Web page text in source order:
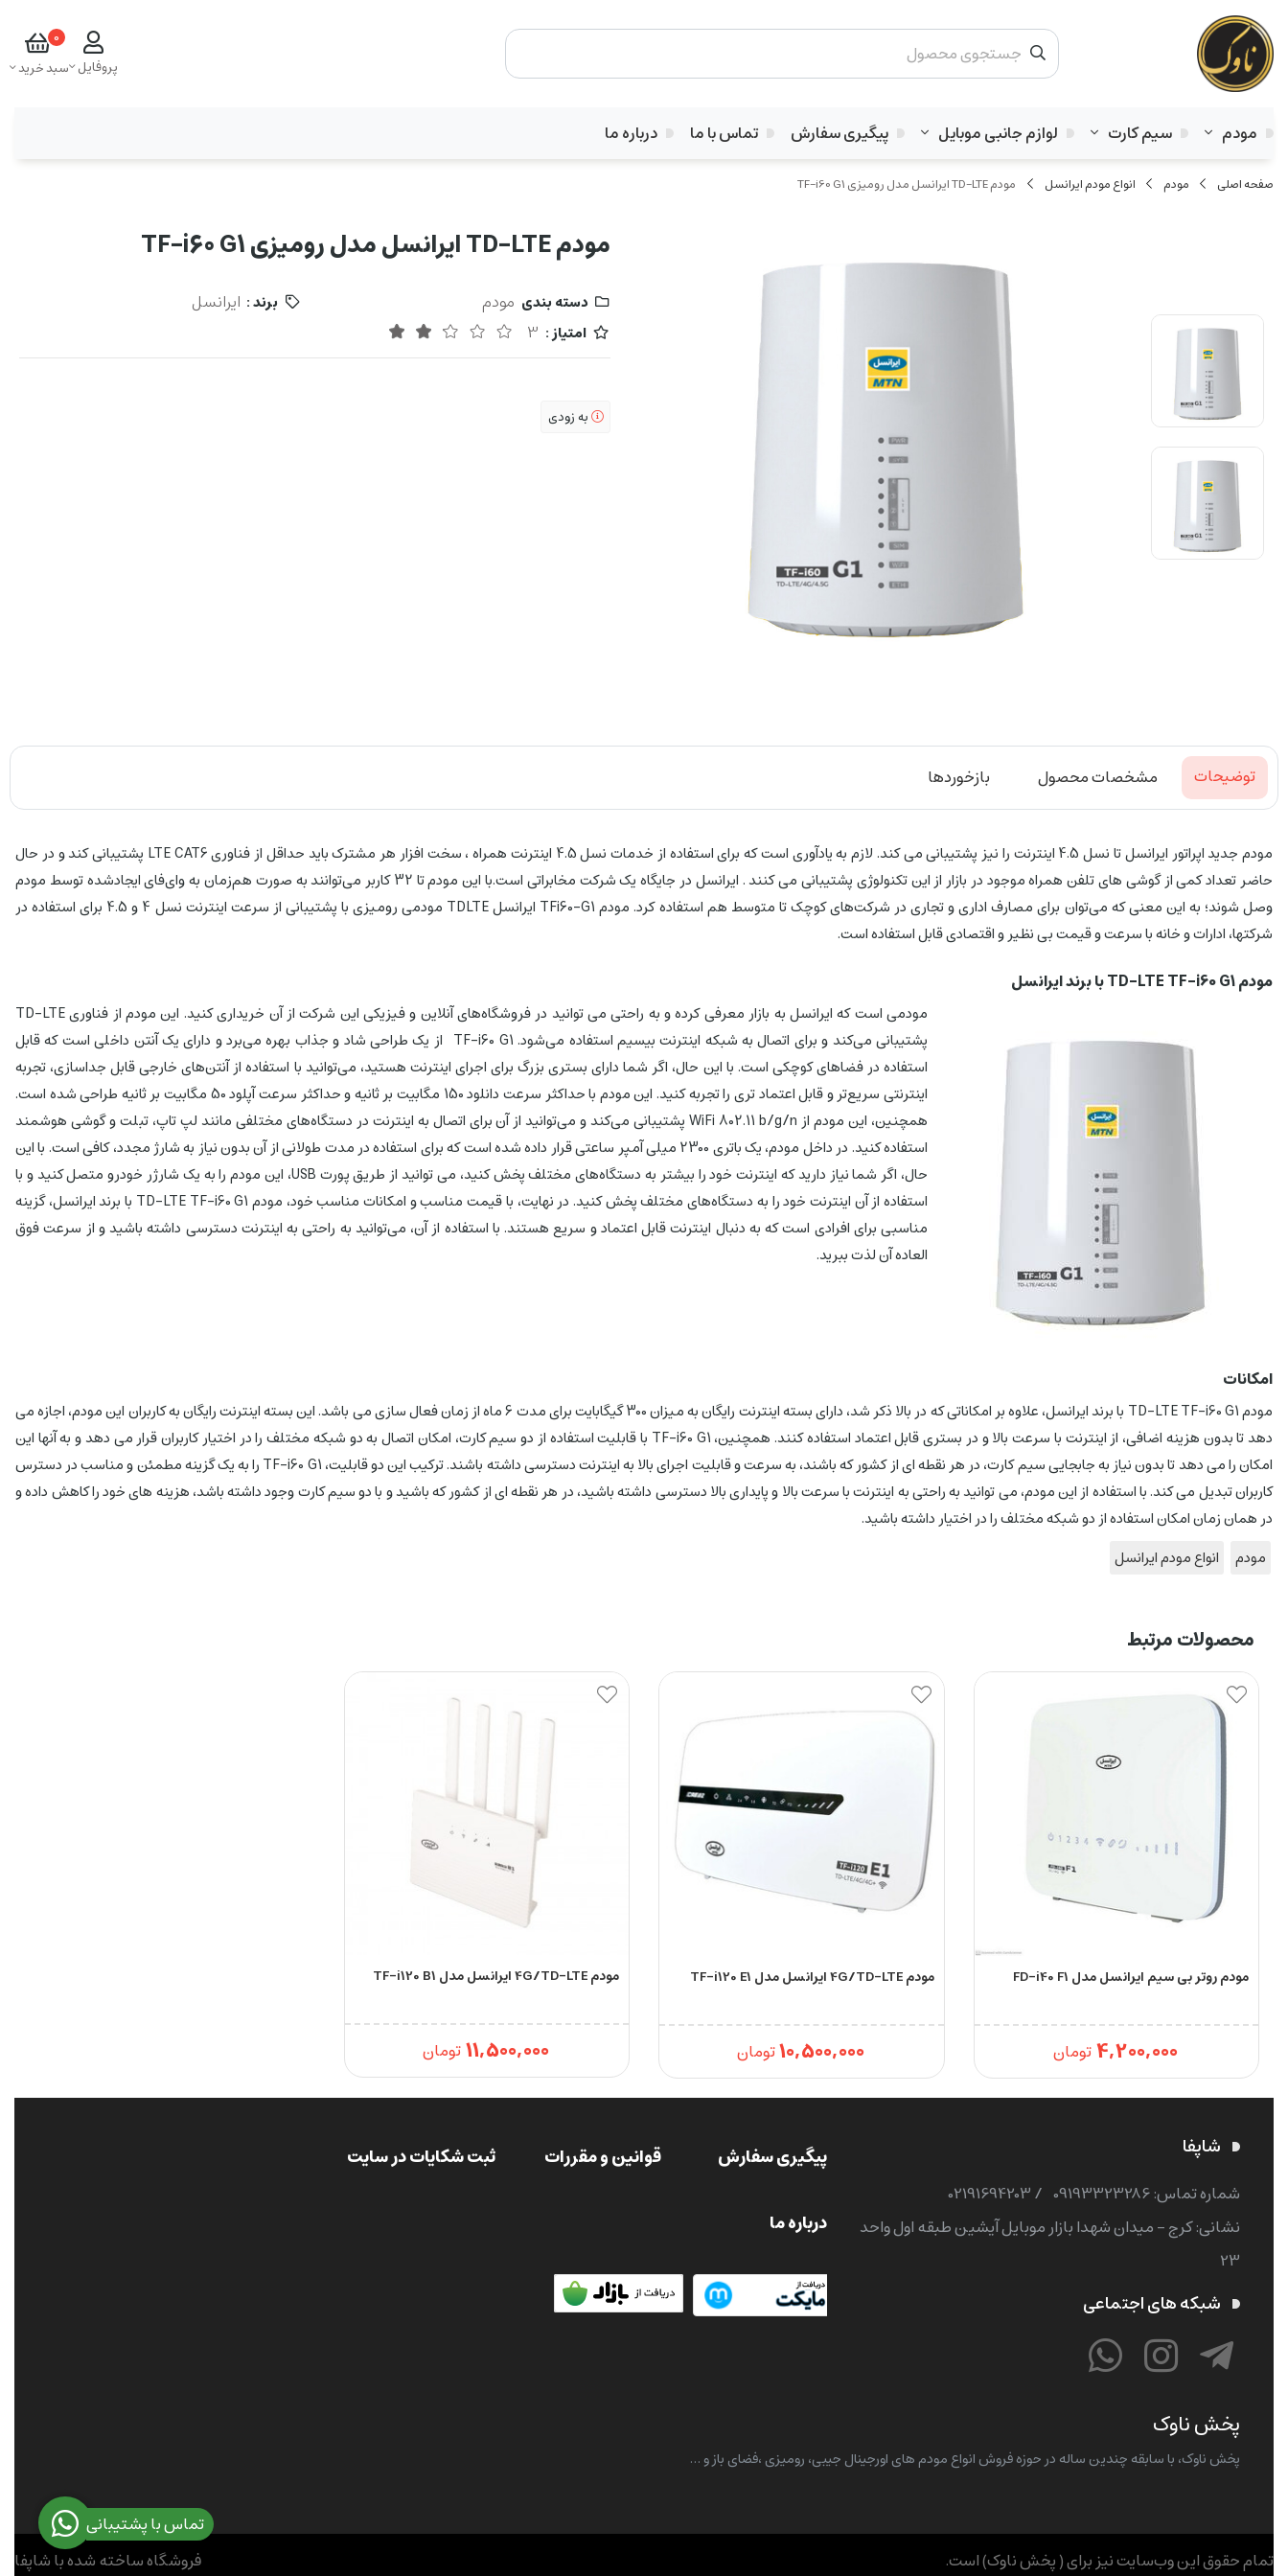
پروفایل سبد خرید
0
مودم سیم کارت لوازم جانبی موبایل پیگیری سفارش تماس با ما درباره ما
صفحه اصلی مودم انواع مودم ایرانسل مودم TD-LTE ایرانسل مدل رومیزی TF-i60 G1
مودم TD-LTE ایرانسل مدل رومیزی TF-i60 G1
دسته بندی مودم برند : ایرانسل
امتیاز : 3
به زودی
توضیحات مشخصات محصول بازخوردها
مودم جدید اپراتور ایرانسل تا نسل 4.5 اینترنت را نیز پشتیبانی می کند. لازم به یادآوری است که برای استفاده از خدمات نسل 4.5 اینترنت همراه ، سخت ‌افزار هر مشترک باید حداقل از فناوری LTE CAT6 پشتیبانی کند و در حال
حاضر تعداد کمی از گوشی های تلفن همراه موجود در بازار از این تکنولوژی پشتیبانی می‌ کنند . ایرانسل در جایگاه یک شرکت مخابراتی است.با این مودم تا 32 کاربر می‌توانند به صورت هم‌زمان به وای‌فای ایجادشده توسط مودم
وصل شوند؛ به این معنی که می‌توان برای مصارف اداری و تجاری در شرکت‌های کوچک تا متوسط هم استفاده کرد. مودم TFi60-G1 ایرانسل TDLTE مودمی رومیزی با پشتیبانی از سرعت اینترنت نسل 4 و 4.5 برای استفاده در
شرکتها، ادارات و خانه با سرعت و قیمت بی نظیر و اقتصادی قابل استفاده است.
مودم TD-LTE TF-i60 G1 با برند ایرانسل
مودمی است که ایرانسل به بازار معرفی کرده و به راحتی می توانید در فروشگاه‌های آنلاین و فیزیکی این شرکت از آن خریداری کنید. این مودم از فناوری TD-LTE
پشتیبانی می‌کند و برای اتصال به شبکه اینترنت بیسیم استفاده می‌شود. TF-i60 G1 از یک طراحی شاد و جذاب بهره می‌برد و دارای یک آنتن داخلی است که قابل
استفاده در فضاهای کوچکی است. با این حال، اگر شما دارای بستری بزرگ برای اجرای اینترنت هستید، می‌توانید با استفاده از آنتن‌های خارجی قابل جداسازی، تجربه
اینترنتی سریع‌تر و قابل اعتماد تری را تجربه کنید. این مودم با حداکثر سرعت دانلود 150 مگابیت بر ثانیه و حداکثر سرعت آپلود 50 مگابیت بر ثانیه طراحی شده است.
همچنین، این مودم از WiFi 802.11 b/g/n پشتیبانی می‌کند و می‌توانید از آن برای اتصال به اینترنت در دستگاه‌های مختلفی مانند لپ تاپ، تبلت و گوشی هوشمند
استفاده کنید. در داخل مودم، یک باتری 2300 میلی آمپر ساعتی قرار داده شده است که برای استفاده در مدت طولانی از آن بدون نیاز به شارژ مجدد، کافی است. با این
حال، اگر شما نیاز دارید که اینترنت خود را بیشتر به دستگاه‌های مختلف پخش کنید، می توانید از طریق پورت USB، این مودم را به یک شارژر خودرو متصل کنید و با
استفاده از آن اینترنت خود را به دستگاه‌های مختلف پخش کنید. در نهایت، با قیمت مناسب و امکانات مناسب خود، مودم TD-LTE TF-i60 G1 با برند ایرانسل، گزینه
مناسبی برای افرادی است که به دنبال اینترنت قابل اعتماد و سریع هستند. با استفاده از آن، می‌توانید به راحتی به اینترنت دسترسی داشته باشید و از سرعت فوق
العاده آن لذت ببرید.
امکانات
مودم TD-LTE TF-i60 G1 با برند ایرانسل، علاوه بر امکاناتی که در بالا ذکر شد، دارای بسته اینترنت رایگان به میزان 300 گیگابایت برای مدت 6 ماه از زمان فعال سازی می باشد. این بسته اینترنت رایگان به کاربران این مودم، اجازه می
دهد تا بدون هزینه اضافی، از اینترنت با سرعت بالا و در بستری قابل اعتماد استفاده کنند. همچنین، TF-i60 G1 با قابلیت استفاده از دو سیم کارت، امکان اتصال به دو شبکه مختلف را در اختیار کاربران قرار می دهد و به آنها این
امکان را می دهد تا بدون نیاز به جابجایی سیم کارت، در هر نقطه ای از کشور که باشند، به سرعت و قابلیت اجرای بالا به اینترنت دسترسی داشته باشند. ترکیب این دو قابلیت، TF-i60 G1 را به یک گزینه مطمئن و مناسب در دسترس
کاربران تبدیل می کند. با استفاده از این مودم، می توانید به راحتی به اینترنت با سرعت بالا و پایداری بالا دسترسی داشته باشید، در هر نقطه ای از کشور که باشید و با دو سیم کارت وجود داشته باشد، هزینه های خود را کاهش داده و
در همان زمان امکان استفاده از دو شبکه مختلف را در اختیار داشته باشید.
مودم
انواع مودم ایرانسل
محصولات مرتبط
مودم روتر بی سیم ایرانسل مدل FD-i40 F1
4,200,000تومان
مودم 4G/TD-LTE ایرانسل مدل TF-i120 E1
10,500,000تومان
مودم 4G/TD-LTE ایرانسل مدل TF-i120 B1
11,500,000تومان
شاپفا
شماره تماس‌: 09193323286 /
02191694203
نشانی: کرج - میدان شهدا بازار موبایل آیشین طبقه اول واحد
23
شبکه های اجتماعی
پیگیری سفارش قوانین و مقررات ثبت شکایات در سایت
درباره ما
پخش ناوک
پخش ناوک، با سابقه چندین ساله در حوزه فروش انواع مودم های اورجینال جیبی، رومیزی ،فضای باز و …
تمام حقوق اين وب‌سايت نیز برای ( پخش ناوک) است. فروشگاه ساخته شده با شاپفا
تماس با پشتیبانی